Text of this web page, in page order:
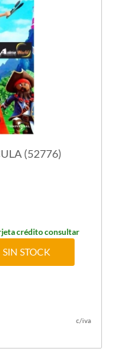
(52776)
crédito consultar
SIN STOCK
c/iva